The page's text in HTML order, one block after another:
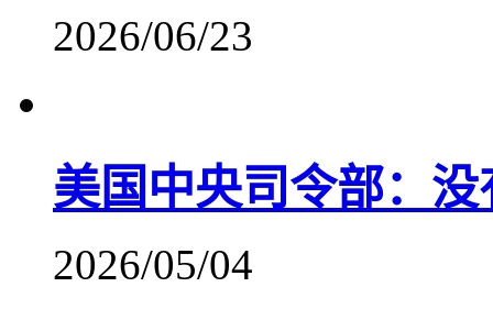
2026/06/23
美国中央司令部：
2026/05/04